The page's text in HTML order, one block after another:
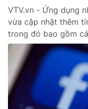
Tổng đài VTV:
024.38
Ðiện thoại Thời báo
Email: toasoan@vtv.vn
Liên hệ quảng cáo:
VTV.vn - Ứng dụng
vừa cập nhật thêm
trong đó bao gồm